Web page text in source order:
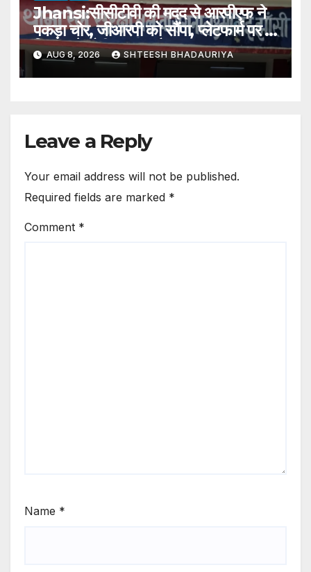
Jhansi:सीसीटीवी की मदद से आरपीएफ ने
पकड़ा चोर, जीआरपी को सौंपा, प्लेटफार्म पर 11
दिन पहले चोरी हुआ था बैग – Jhansi: Rpf
Nabs Thief With The Help Of
Cctv And Hands Him Over To
AUG 8, 2026 SHTEESH BHADAURIYA
Leave a Reply
Your email address will not be published.
Required fields are marked *
Comment *
Name *